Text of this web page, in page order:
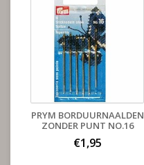
PRYM BORDUURNAALDEN
ZONDER PUNT NO.16
€1,95